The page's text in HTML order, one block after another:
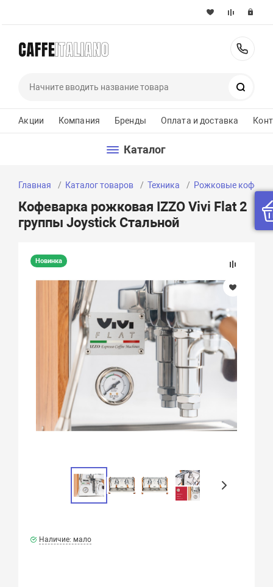
Акции Компания Бренды Оплата и доставка
Каталог
Главная Каталог товаров Техника Рожковые
Кофеварка рожковая IZZO Vivi Flat 2
группы Joystick Стальной
Новинка
Наличие: мало